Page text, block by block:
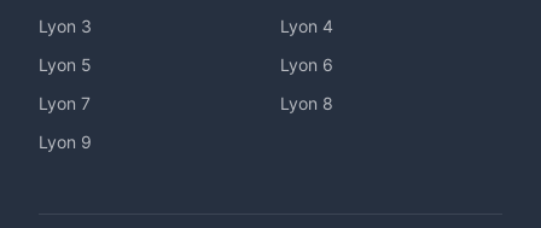
Lyon 3 Lyon 4
Lyon 5 Lyon 6
Lyon 7 Lyon 8
Lyon 9